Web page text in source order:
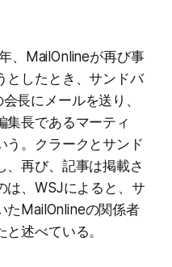
、MailOnlineが再び事
としたとき、サンドバ
長にメールを送り、
集長であるマーティ
う。クラークとサンド
、再び、記事は掲載さ
は、WSJによると、サ
たMailOnlineの関係者
述べている。